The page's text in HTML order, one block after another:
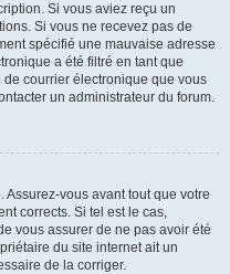
Si vous aviez reçu un
Si vous ne recevez pas de
spécifié une mauvaise adresse
a été filtré en tant que
de courrier électronique que vous
un administrateur du forum.
vous avant tout que votre
corrects. Si tel est le cas,
vous assurer de ne pas avoir été
du site internet ait un
de la corriger.